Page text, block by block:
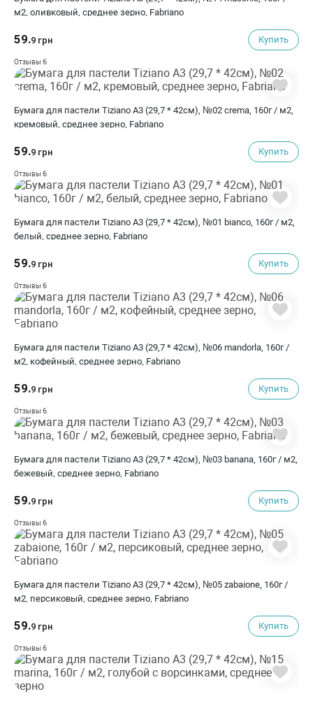
м2, оливковый, среднее зерно, Fabriano
59.9 грн Купить
Отзывы 6
Бумага для пастели Tiziano A3 (29,7 * 42см), №02 crema, 160г / м2,
кремовый, среднее зерно, Fabriano
59.9 грн Купить
Отзывы 6
Бумага для пастели Tiziano A3 (29,7 * 42см), №01 bianco, 160г / м2,
белый, среднее зерно, Fabriano
59.9 грн Купить
Отзывы 6
Бумага для пастели Tiziano A3 (29,7 * 42см), №06 mandorla, 160г /
м2, кофейный, среднее зерно, Fabriano
59.9 грн Купить
Отзывы 6
Бумага для пастели Tiziano A3 (29,7 * 42см), №03 banana, 160г / м2,
бежевый, среднее зерно, Fabriano
59.9 грн Купить
Отзывы 6
Бумага для пастели Tiziano A3 (29,7 * 42см), №05 zabaione, 160г /
м2, персиковый, среднее зерно, Fabriano
59.9 грн Купить
Отзывы 6